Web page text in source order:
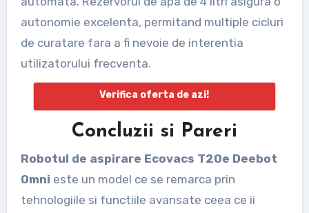
autonomie excelenta, permitand multiple cicluri
de curatare fara a fi nevoie de interentia
utilizatorului frecventa.
Verifica oferta de azi!
Concluzii si Pareri
Robotul de aspirare Ecovacs T20e Deebot
Omni este un model ce se remarca prin
tehnologiile si functiile avansate ceea ce ii